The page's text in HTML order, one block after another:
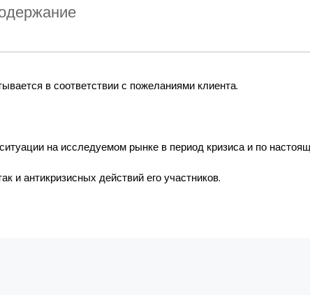
в соответствии с пожеланиями клиента.
на исследуемом рынке в период кризиса и по
и антикризисных действий его участников.